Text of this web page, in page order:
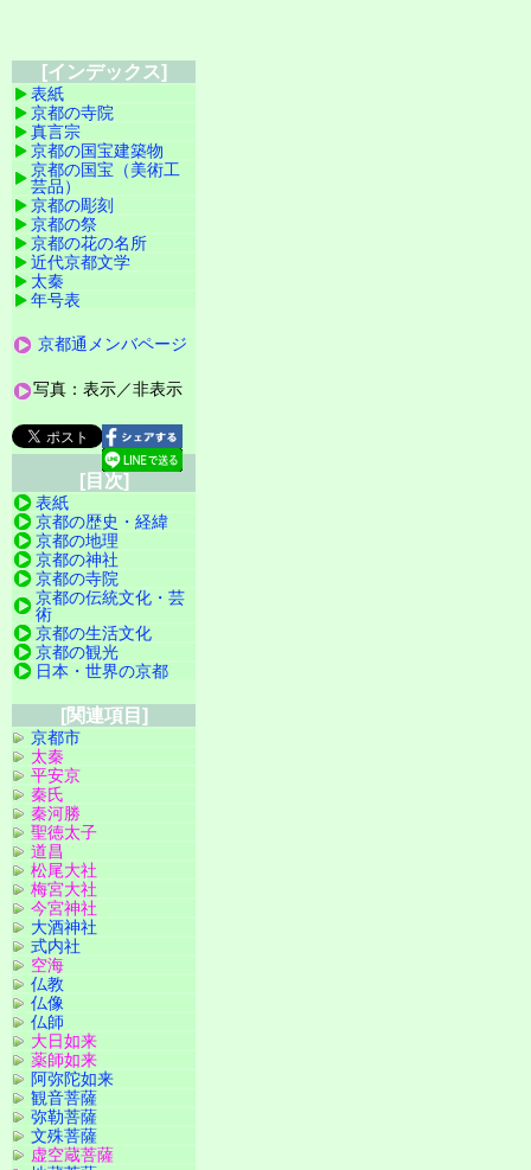
[インデックス]
表紙
京都の寺院
真言宗
京都の国宝建築物
京都の国宝（美術工
芸品）
京都の彫刻
京都の祭
京都の花の名所
近代京都文学
太秦
年号表
京都通メンバページ
写真：表示／非表示
[目次]
表紙
京都の歴史・経緯
京都の地理
京都の神社
京都の寺院
京都の伝統文化・芸
術
京都の生活文化
京都の観光
日本・世界の京都
[関連項目]
京都市
太秦
平安京
秦氏
秦河勝
聖徳太子
道昌
松尾大社
梅宮大社
今宮神社
大酒神社
式内社
空海
仏教
仏像
仏師
大日如来
薬師如来
阿弥陀如来
観音菩薩
弥勒菩薩
文殊菩薩
虚空蔵菩薩